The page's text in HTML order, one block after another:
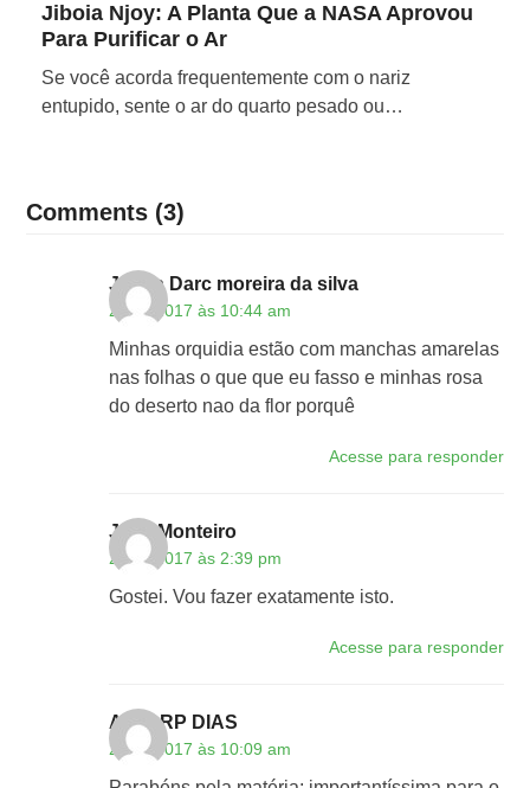
Jiboia Njoy: A Planta Que a NASA Aprovou
Para Purificar o Ar
Se você acorda frequentemente com o nariz
entupido, sente o ar do quarto pesado ou…
Comments (3)
Joana Darc moreira da silva
27/11/2017 às 10:44 am
Minhas orquidia estão com manchas amarelas
nas folhas o que que eu fasso e minhas rosa
do deserto nao da flor porquê
Acesse para responder
José Monteiro
27/11/2017 às 2:39 pm
Gostei. Vou fazer exatamente isto.
Acesse para responder
ALVARP DIAS
29/11/2017 às 10:09 am